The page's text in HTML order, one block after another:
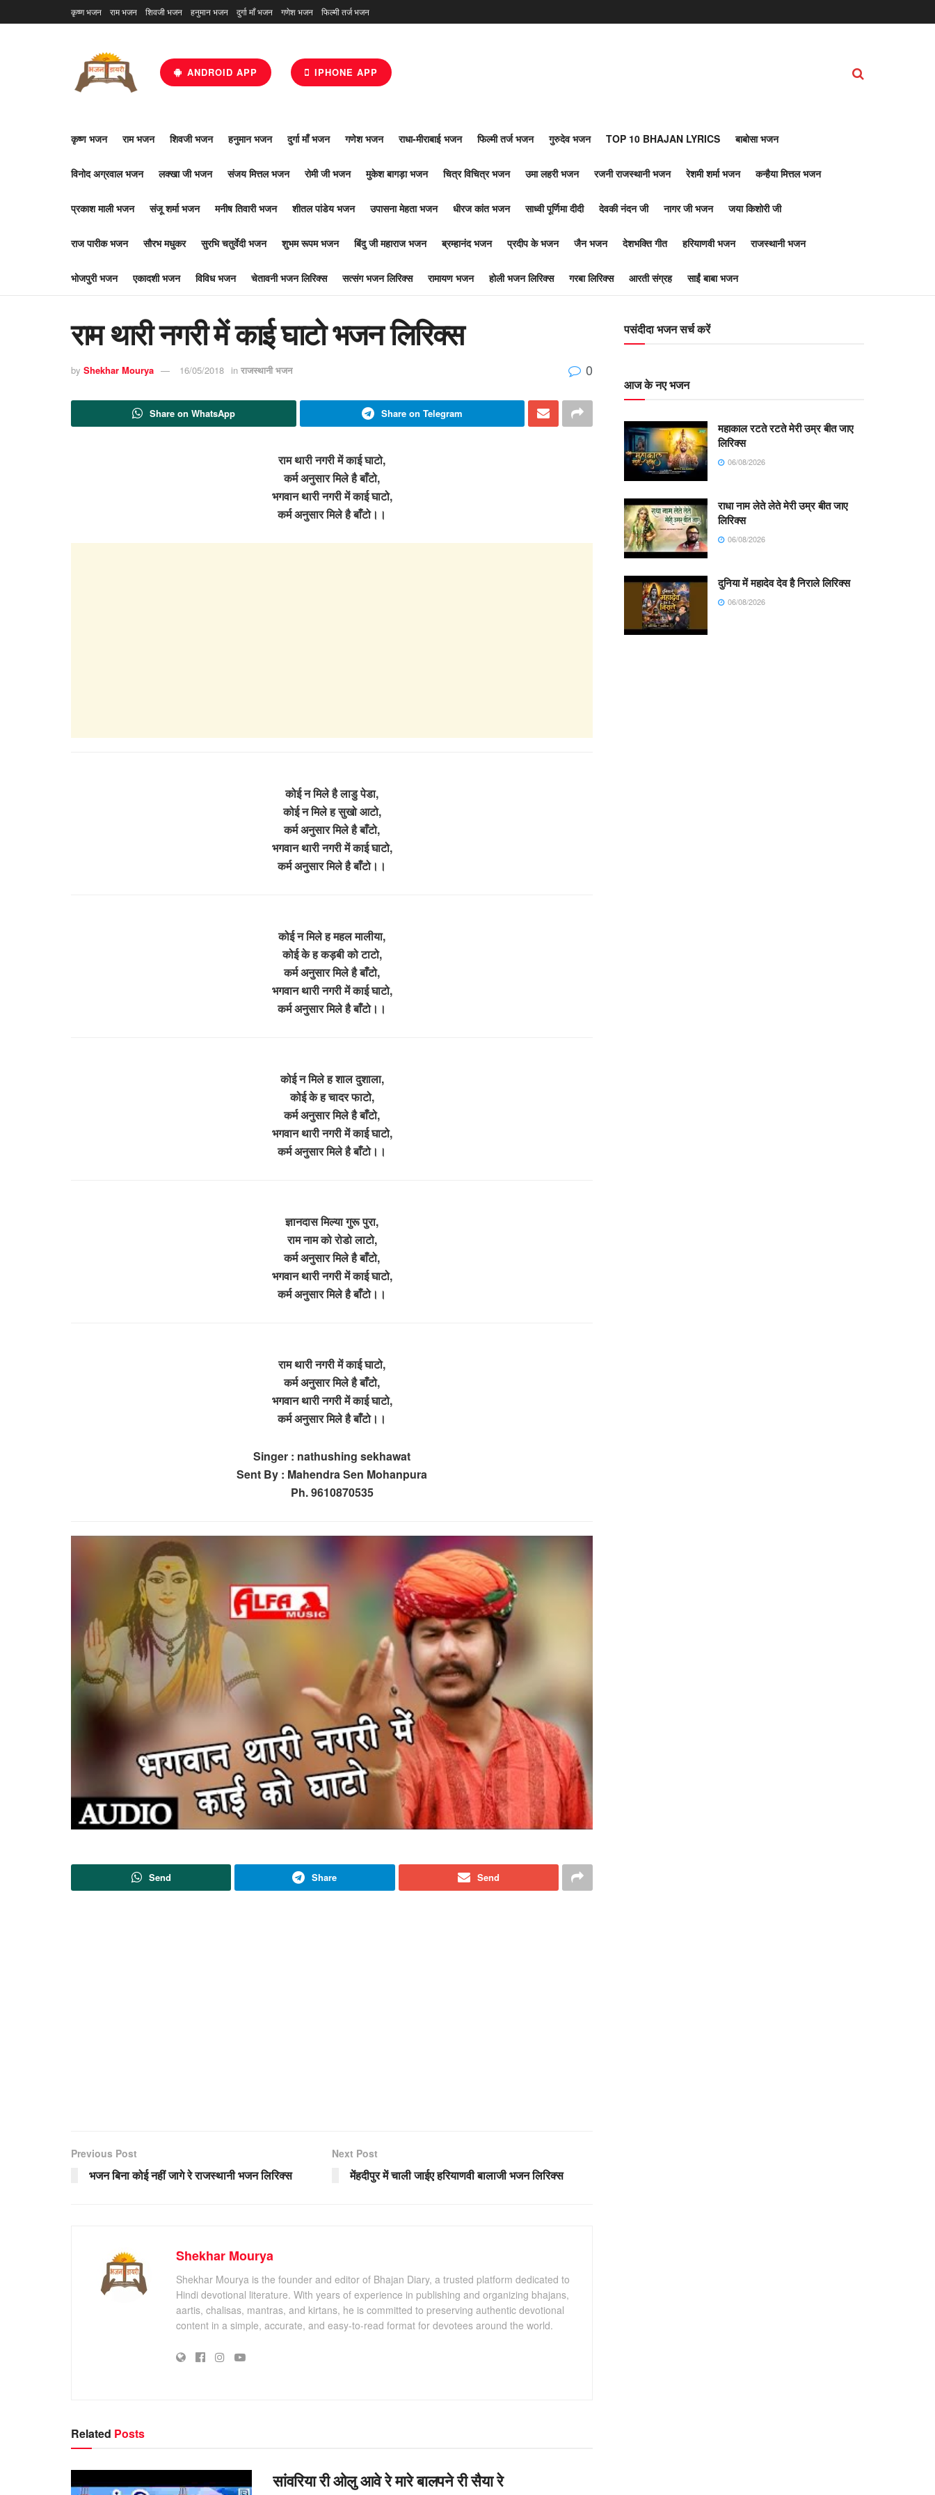
कृष्ण भजन राम भजन शिवजी भजन हनुमान भजन दुर्गा माँ भजन गणेश भजन फिल्मी तर्ज भजन
ANDROID APP IPHONE APP
कृष्ण भजन राम भजन शिवजी भजन हनुमान भजन दुर्गा माँ भजन गणेश भजन राधा-मीराबाई भजन फिल्मी तर्ज भजन गुरुदेव भजन TOP 10 BHAJAN LYRICS बाबोसा भजन
विनोद अग्रवाल भजन लक्खा जी भजन संजय मित्तल भजन रोमी जी भजन मुकेश बागड़ा भजन चित्र विचित्र भजन उमा लहरी भजन रजनी राजस्थानी भजन रेशमी शर्मा भजन कन्हैया मित्तल भजन
प्रकाश माली भजन संजू शर्मा भजन मनीष तिवारी भजन शीतल पांडेय भजन उपासना मेहता भजन धीरज कांत भजन साध्वी पूर्णिमा दीदी देवकी नंदन जी नागर जी भजन जया किशोरी जी
राज पारीक भजन सौरभ मधुकर सुरभि चतुर्वेदी भजन शुभम रूपम भजन बिंदु जी महाराज भजन ब्रम्हानंद भजन प्रदीप के भजन जैन भजन देशभक्ति गीत हरियाणवी भजन राजस्थानी भजन
भोजपुरी भजन एकादशी भजन विविध भजन चेतावनी भजन लिरिक्स सत्संग भजन लिरिक्स रामायण भजन होली भजन लिरिक्स गरबा लिरिक्स आरती संग्रह साईं बाबा भजन
राम थारी नगरी में काई घाटो भजन लिरिक्स
by Shekhar Mourya 16/05/2018 in राजस्थानी भजन 0
Share on WhatsApp Share on Telegram
राम थारी नगरी में काई घाटो,
कर्म अनुसार मिले है बाँटो,
भगवान थारी नगरी में काई घाटो,
कर्म अनुसार मिले है बाँटो।।
कोई न मिले है लाडु पेडा,
कोई न मिले ह सुखो आटो,
कर्म अनुसार मिले है बाँटो,
भगवान थारी नगरी में काई घाटो,
कर्म अनुसार मिले है बाँटो।।
कोई न मिले ह महल मालीया,
कोई के ह कड़बी को टाटो,
कर्म अनुसार मिले है बाँटो,
भगवान थारी नगरी में काई घाटो,
कर्म अनुसार मिले है बाँटो।।
कोई न मिले ह शाल दुशाला,
कोई के ह चादर फाटो,
कर्म अनुसार मिले है बाँटो,
भगवान थारी नगरी में काई घाटो,
कर्म अनुसार मिले है बाँटो।।
ज्ञानदास मिल्या गुरू पुरा,
राम नाम को रोडो लाटो,
कर्म अनुसार मिले है बाँटो,
भगवान थारी नगरी में काई घाटो,
कर्म अनुसार मिले है बाँटो।।
राम थारी नगरी में काई घाटो,
कर्म अनुसार मिले है बाँटो,
भगवान थारी नगरी में काई घाटो,
कर्म अनुसार मिले है बाँटो।।
Singer : nathushing sekhawat
Sent By : Mahendra Sen Mohanpura
Ph. 9610870535
Send Share Send
Previous Post
भजन बिना कोई नहीं जागे रे राजस्थानी भजन लिरिक्स
Next Post
मेंहदीपुर में चाली जाईए हरियाणवी बालाजी भजन लिरिक्स
Shekhar Mourya
Shekhar Mourya is the founder and editor of Bhajan Diary, a trusted platform dedicated to
Hindi devotional literature. With years of experience in publishing and organizing bhajans,
aartis, chalisas, mantras, and kirtans, he is committed to preserving authentic devotional
content in a simple, accurate, and easy-to-read format for devotees around the world.
Related Posts
सांवरिया री ओलु आवे रे मारे बालपने री सैया रे
पसंदीदा भजन सर्च करें
आज के नए भजन
महाकाल रटते रटते मेरी उम्र बीत जाए
लिरिक्स
06/08/2026
राधा नाम लेते लेते मेरी उम्र बीत जाए
लिरिक्स
06/08/2026
दुनिया में महादेव देव है निराले लिरिक्स
06/08/2026